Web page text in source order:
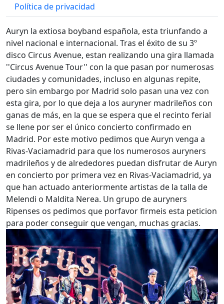
Política de privacidad
Auryn la extiosa boyband española, esta triunfando a
nivel nacional e internacional. Tras el éxito de su 3º
disco Circus Avenue, estan realizando una gira llamada
''Circus Avenue Tour'' con la que pasan por numerosas
ciudades y comunidades, incluso en algunas repite,
pero sin embargo por Madrid solo pasan una vez con
esta gira, por lo que deja a los auryner madrileños con
ganas de más, en la que se espera que el recinto ferial
se llene por ser el único concierto confirmado en
Madrid. Por este motivo pedimos que Auryn venga a
Rivas-Vaciamadrid para que los numerosos auryners
madrileños y de alrededores puedan disfrutar de Auryn
en concierto por primera vez en Rivas-Vaciamadrid, ya
que han actuado anteriormente artistas de la talla de
Melendi o Maldita Nerea. Un grupo de auryners
Ripenses os pedimos que porfavor firmeis esta peticion
para poder conseguir que vengan, muchas gracias.